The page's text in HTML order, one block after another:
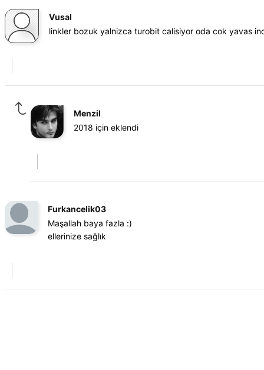
Vusal
linkler bozuk yalnizca turobit calisiyor oda cok yavas
Menzil
2018 için eklendi
Furkancelik03
Maşallah baya fazla :)
ellerinize sağlık